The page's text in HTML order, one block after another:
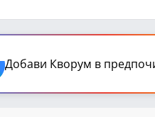
Добави Кворум в